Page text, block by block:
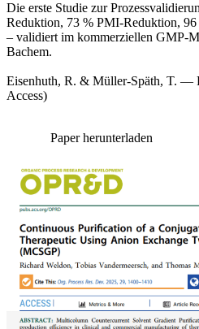
Die erste Studie zur
Reduktion, 73 % PMI-Reduktion,
– validiert im kommerziellen GMP-
Bachem.
Eisenhuth, R. & Müller-Späth, T. —
Access)
Paper herunterladen